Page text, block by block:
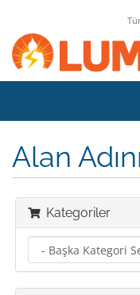
Alan
Kategoriler